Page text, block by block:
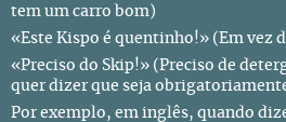
tem um carro bom)
«Este Kispo é quentinho!» (Em vez
«Preciso do Skip!» (Preciso de
quer dizer que seja
Por exemplo, em inglês, quando